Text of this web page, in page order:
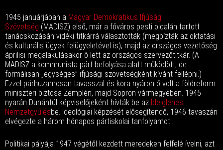
1945 januárjában a Magyar Demokratikus Ifjúsági
Szövetség (MADISZ) első, már a főváros pesti oldalán tartott
tanácskozásán vidéki titkárrá választották (megbízták az oktatási
és kulturális ügyek felügyeletével is), majd az országos vezetőség
áprilisi megalakulásakor ő lett az országos szervezőtitkár. (A
MADISZ a kommunista párt befolyása alatt működött, de
formálisan „egységes” ifjúsági szövetségként kívánt fellépni.)
Ezzel párhuzamosan tavasszal és kora nyáron ő volt a földreform
miniszteri biztosa Zemplén, majd Sopron vármegyében. 1945
nyarán Dunántúl képviselőjeként hívták be az Ideiglenes
Nemzetgyűlésbe. Ideológiai képzését elősegítendő, 1946 tavaszán
elvégezte a három hónapos pártiskolai tanfolyamot.
Politikai pályája 1947 végétől kezdett meredeken felfelé ívelni, azt